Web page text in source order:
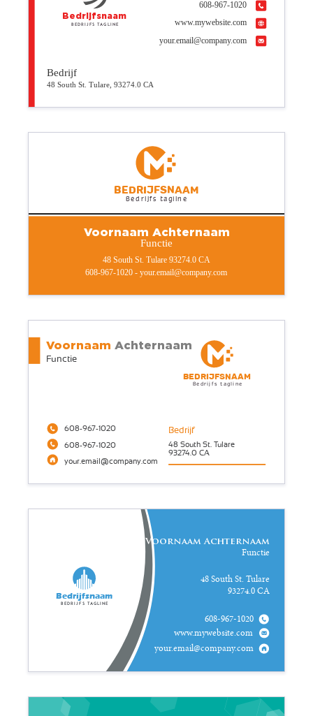
Bedrijf
48 South St. Tulare, 93274.0 CA
www.mywebsite.com
your.email@company.com
608-967-1020
Bedrijfsnaam
Bedrijfs tagline
48 South St. Tulare 93274.0 CA
608-967-1020 - your.email@company.com
Voornaam Achternaam
Functie
Bedrijfsnaam
Bedrijfs tagline
48 South St. Tulare
93274.0 CA
Bedrijf
608-967-1020
608-967-1020
your.email@company.com
Functie
VoornaamAchternaam
Bedrijfsnaam
Bedrijfs tagline
Functie
Voornaam Achternaam
608-967-1020
www.mywebsite.com
your.email@company.com
48 South St. Tulare
93274.0 CA
Bedrijfsnaam
Bedrijfs tagline